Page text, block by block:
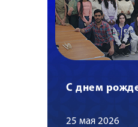
С днем
25 мая 2026